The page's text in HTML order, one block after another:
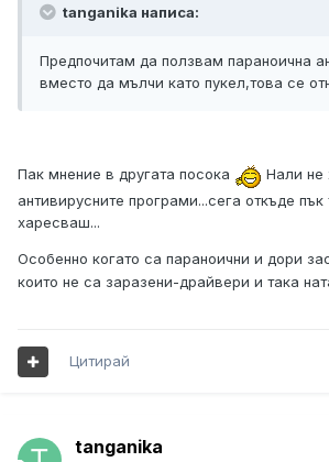
tanganika написа:
Предпочитам да ползвам параноична
вместо да мълчи като пукел,това се
Пак мнение в другата посока
Нали не
антивирусните програми...сега откъде пък
харесваш...
Особенно когато са параноични и дори
които не са заразени-драйвери и така
Цитирай
tanganika